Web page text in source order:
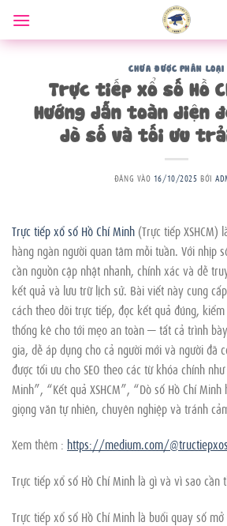
qua
nội
CHƯA ĐƯỢC PHÂN LOẠI
Trực tiếp xổ số Hồ
Hướng dẫn toàn diện
dò số và tối ưu
ĐĂNG VÀO 16/10/2025 BỞI
Trực tiếp xổ số Hồ Chí Minh (Trực tiếp XSHCM)
hàng ngàn người quan tâm mỗi tuần. Với nhịp
cần nguồn cập nhật nhanh, chính xác và dễ
kết quả và lưu trữ lịch sử. Bài viết này cung
cách theo dõi trực tiếp, đọc kết quả đúng,
thống kê cho tới mẹo an toàn — tất cả trình
gia, dễ áp dụng cho cả người mới và người đã
được tối ưu cho SEO theo các từ khóa chính
Minh”, “Kết quả XSHCM”, “Dò số Hồ Chí
giọng văn tự nhiên, chuyên nghiệp và tránh
Xem thêm : https://medium.com/
Trực tiếp xổ số Hồ Chí Minh là gì và vì sao cần
Trực tiếp xổ số Hồ Chí Minh là buổi quay số